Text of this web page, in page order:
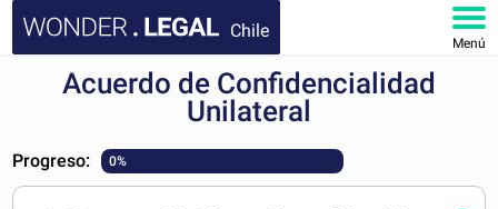
Chile
Menú
INICIOAcuerdo de Confidencialidad
Unilateral
Progreso: 0%